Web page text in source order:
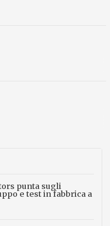
punta sugli
e test in fabbrica a